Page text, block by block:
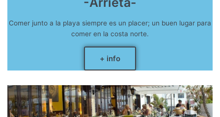
Comer junto a la playa siempre es un placer; un buen lugar para
comer en la costa norte.
+ info